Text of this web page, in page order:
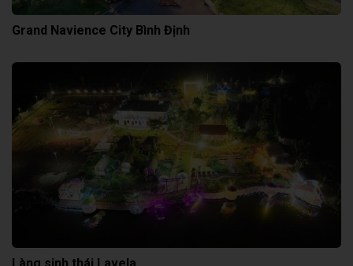
Grand Navience City Bình Định
Làng sinh thái Lavela